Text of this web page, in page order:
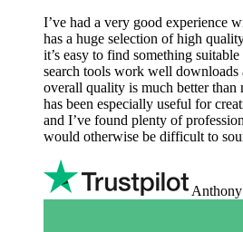
I’ve had a very good experience
has a huge selection of high
it’s easy to find something
search tools work well downloads
overall quality is much better than
has been especially useful for
and I’ve found plenty of
would otherwise be difficult to
Anthony